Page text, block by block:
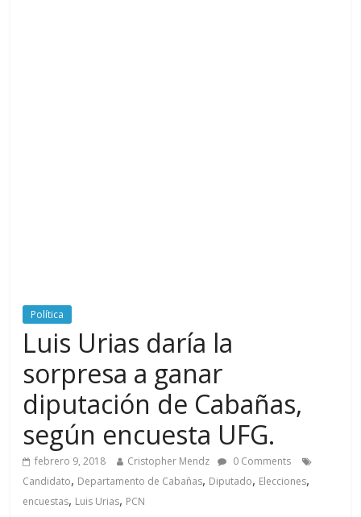
Política
Luis Urias daría la
sorpresa a ganar
diputación de Cabañas,
según encuesta UFG.
febrero 9, 2018 Cristopher Mendz
0 Comments
Candidato, Departamento de Cabañas, Diputado, Elecciones,
encuestas, Luis Urias, PCN